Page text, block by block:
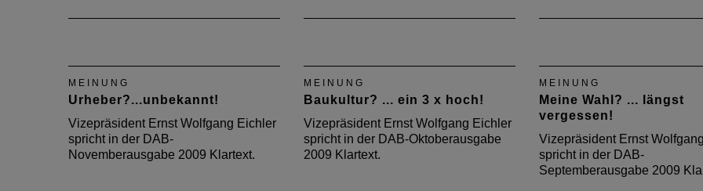
MEINUNG
Urheber?...unbekannt!
Vizepräsident Ernst Wolfgang Eichler
spricht in der DAB-
Novemberausgabe 2009 Klartext.
MEINUNG
Baukultur? ... ein 3 x hoch!
Vizepräsident Ernst Wolfgang Eichler
spricht in der DAB-Oktoberausgabe
2009 Klartext.
MEINUNG
Meine Wahl? ... längst
vergessen!
Vizepräsident Ernst
spricht in der DAB-
Septemberausgabe 2009